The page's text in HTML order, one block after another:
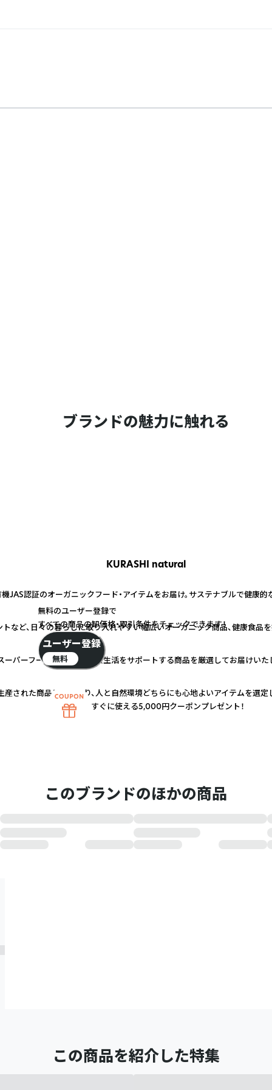
ブランドの魅力に触れる
KURASHI natural
機JAS認証のオーガニックフード・アイテムをお届け。サステナブルで健康
など、日々の暮らしに取り入れやすい幅広いオーガニック商品、健康食品
パーフードを中心に、健康生活をサポートする商品を厳選してお届けいた
された商品にこだわり、人と自然環境どちらにも心地よいアイテムを選定
このブランドのほかの商品
この商品を紹介した特集
無料のユーザー登録で
すべての商品の卸価格・取引条件をチェックできます！
ユーザー登録
無料
すぐに使える5,000円クーポンプレゼント！